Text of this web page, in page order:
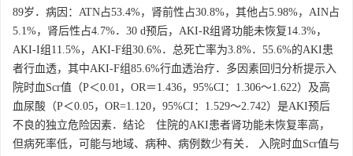
89岁．病因：ATN占53.4%，肾前性占30.8%，其他占5.98%，AIN占
5.1%，肾后性占4.7%．30 d预后，AKI-R组肾功能未恢复14.3%，
AKI-I组11.5%，AKI-F组30.6%．总死亡率为3.8%．55.6%的AKI患
者行血透，其中AKI-F组85.6%行血透治疗．多因素回归分析提示入
院时血Scr值（P＜0.01，OR＝1.436，95%CI：1.306～1.622）及高
血尿酸（P＜0.05，OR=1.120，95%CI：1.529～2.742）是AKI预后
不良的独立危险因素．结论 住院的AKI患者肾功能未恢复率高，
但病死率低，可能与地域、病种、病例数少有关． 入院时血Scr值与